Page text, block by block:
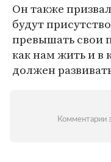
Он также
будут
превышать свои
как нам жить и в
должен
Комментарии